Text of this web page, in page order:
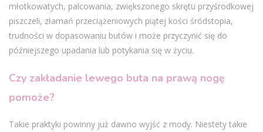
młotkowatych, palcowania, zwiększonego skrętu przyśrodkowej
piszczeli, złamań przeciążeniowych piątej kości śródstopia,
trudności w dopasowaniu butów i może przyczynić się do
późniejszego upadania lub potykania się w życiu.
Czy zakładanie lewego buta na prawą nogę
pomoże?
Takie praktyki powinny już dawno wyjść z mody. Niestety takie